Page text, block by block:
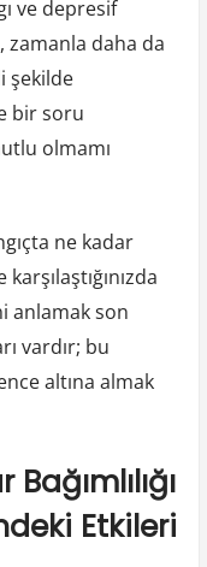
ve depresif
zamanla daha da
şekilde
bir soru
olmamı
ne kadar
anlamak son
vardır; bu
altına almak
Etkileri